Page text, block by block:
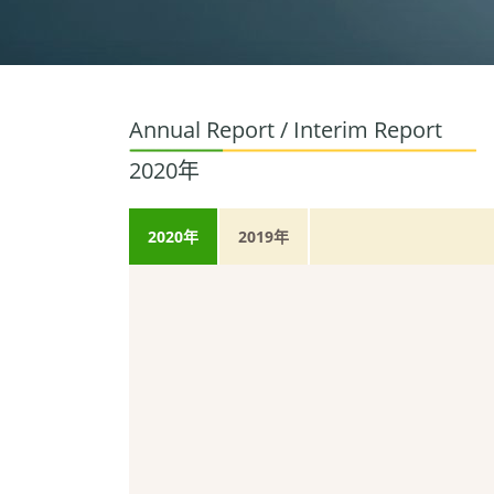
Annual Report / Interim Report
2020年
2020年 2019年